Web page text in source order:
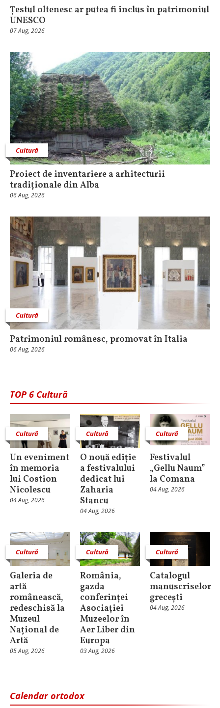
Țestul oltenesc ar putea fi inclus în patrimoniul
UNESCO
07 Aug, 2026
Cultură
Proiect de inventariere a arhitecturii
tradiționale din Alba
06 Aug, 2026
Cultură
Patrimoniul românesc, promovat în Italia
06 Aug, 2026
TOP 6 Cultură
Cultură
Un eveniment
în memoria
lui Costion
Nicolescu
04 Aug, 2026
Cultură
O nouă ediție
a festivalului
dedicat lui
Zaharia
Stancu
04 Aug, 2026
Cultură
Festivalul
„Gellu Naum”
la Comana
04 Aug, 2026
Cultură
Galeria de
artă
românească,
redeschisă la
Muzeul
Național de
Artă
05 Aug, 2026
Cultură
România,
gazda
conferinței
Asociației
Muzeelor în
Aer Liber din
Europa
03 Aug, 2026
Cultură
Catalogul
manuscriselor
grecești
04 Aug, 2026
Calendar ortodox